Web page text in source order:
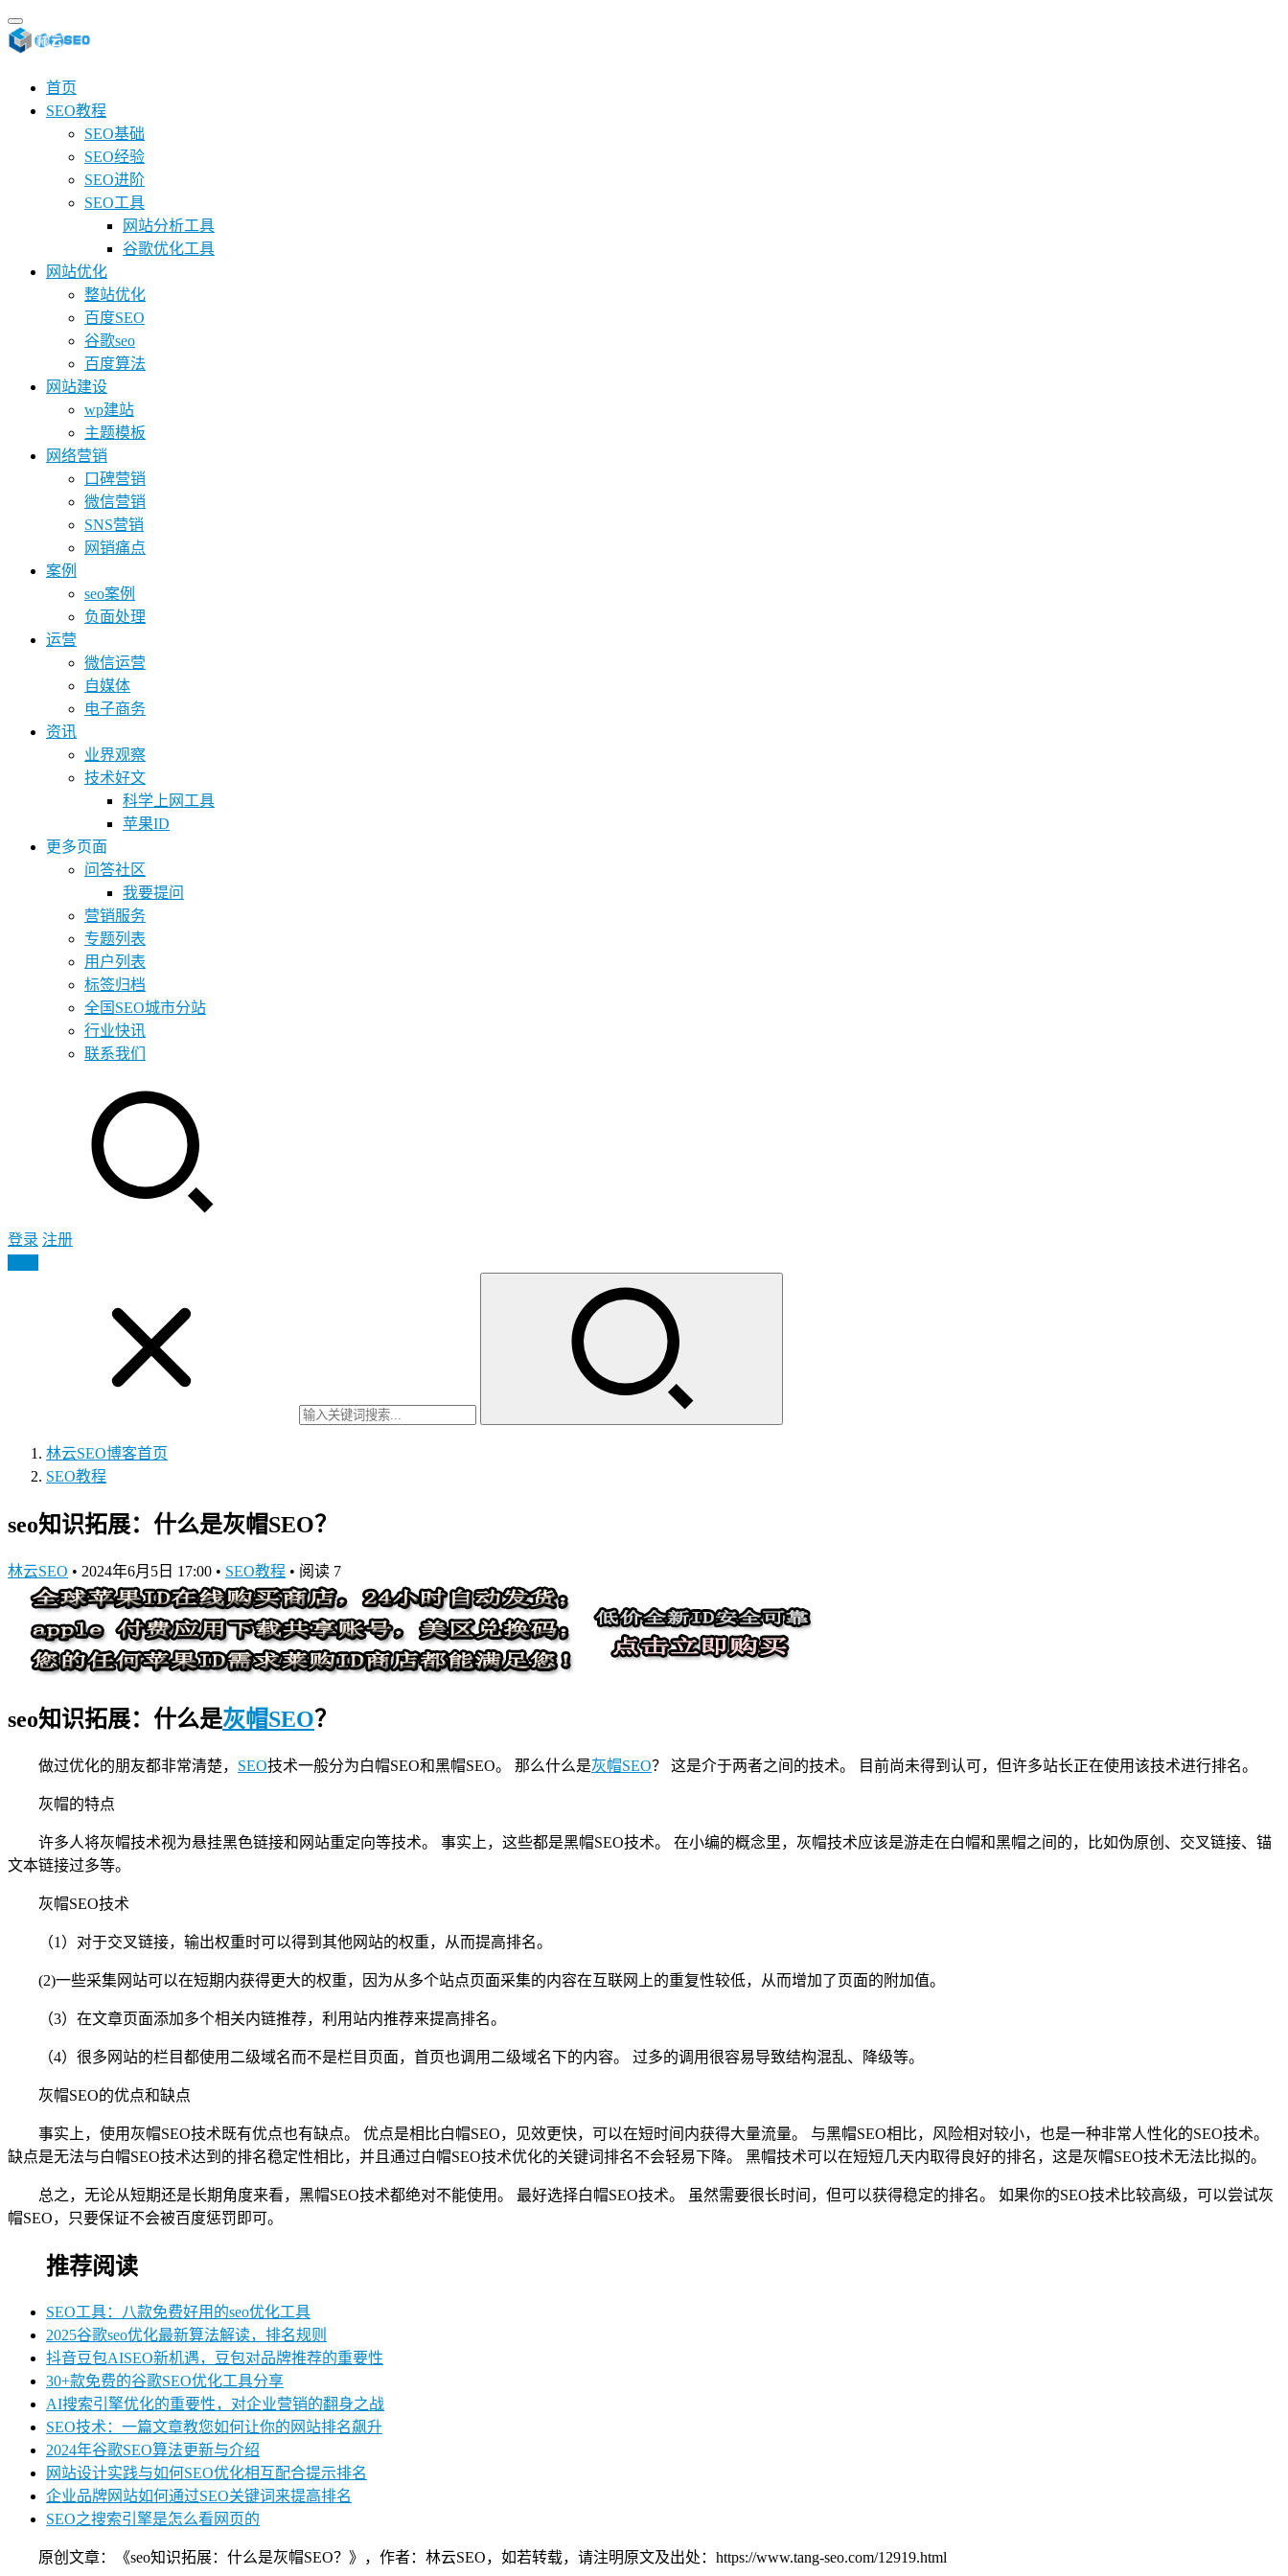
首页
SEO教程
SEO基础
SEO经验
SEO进阶
SEO工具
网站分析工具
谷歌优化工具
网站优化
整站优化
百度SEO
谷歌seo
百度算法
网站建设
wp建站
主题模板
网络营销
口碑营销
微信营销
SNS营销
网销痛点
案例
seo案例
负面处理
运营
微信运营
自媒体
电子商务
资讯
业界观察
技术好文
科学上网工具
苹果ID
更多页面
问答社区
我要提问
营销服务
专题列表
用户列表
标签归档
全国SEO城市分站
行业快讯
联系我们
登录 注册
林云SEO博客首页
SEO教程
seo知识拓展：什么是灰帽SEO？
林云SEO • 2024年6月5日 17:00 • SEO教程 • 阅读 7
seo知识拓展：什么是灰帽SEO？
做过优化的朋友都非常清楚， SEO技术一般分为白帽SEO和黑帽SEO。 那么什么是灰帽SEO？ 这是介于两者之间的技术。 目前尚未得到认可，但许多站长正在使用该技术进行排名。
灰帽的特点
许多人将灰帽技术视为悬挂黑色链接和网站重定向等技术。 事实上，这些都是黑帽SEO技术。 在小编的概念里，灰帽技术应该是游走在白帽和黑帽之间的，比如伪原创、交叉链接、锚
文本链接过多等。
灰帽SEO技术
（1）对于交叉链接，输出权重时可以得到其他网站的权重，从而提高排名。
(2)一些采集网站可以在短期内获得更大的权重，因为从多个站点页面采集的内容在互联网上的重复性较低，从而增加了页面的附加值。
（3）在文章页面添加多个相关内链推荐，利用站内推荐来提高排名。
（4）很多网站的栏目都使用二级域名而不是栏目页面，首页也调用二级域名下的内容。 过多的调用很容易导致结构混乱、降级等。
灰帽SEO的优点和缺点
事实上，使用灰帽SEO技术既有优点也有缺点。 优点是相比白帽SEO，见效更快，可以在短时间内获得大量流量。 与黑帽SEO相比，风险相对较小，也是一种非常人性化的SEO技术。
缺点是无法与白帽SEO技术达到的排名稳定性相比，并且通过白帽SEO技术优化的关键词排名不会轻易下降。 黑帽技术可以在短短几天内取得良好的排名，这是灰帽SEO技术无法比拟的。
总之，无论从短期还是长期角度来看，黑帽SEO技术都绝对不能使用。 最好选择白帽SEO技术。 虽然需要很长时间，但可以获得稳定的排名。 如果你的SEO技术比较高级，可以尝试灰
帽SEO，只要保证不会被百度惩罚即可。
推荐阅读
SEO工具：八款免费好用的seo优化工具
2025谷歌seo优化最新算法解读，排名规则
抖音豆包AISEO新机遇，豆包对品牌推荐的重要性
30+款免费的谷歌SEO优化工具分享
AI搜索引擎优化的重要性，对企业营销的翻身之战
SEO技术：一篇文章教您如何让你的网站排名飙升
2024年谷歌SEO算法更新与介绍
网站设计实践与如何SEO优化相互配合提示排名
企业品牌网站如何通过SEO关键词来提高排名
SEO之搜索引擎是怎么看网页的
原创文章：《seo知识拓展：什么是灰帽SEO？》，作者：林云SEO，如若转载，请注明原文及出处：https://www.tang-seo.com/12919.html